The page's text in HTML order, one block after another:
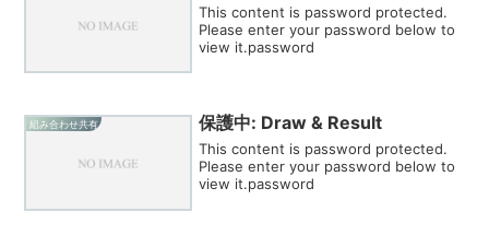
This content is password protected.
Please enter your password below to
view it.password
組み合わせ共有 保護中: Draw & Result
This content is password protected.
Please enter your password below to
view it.password